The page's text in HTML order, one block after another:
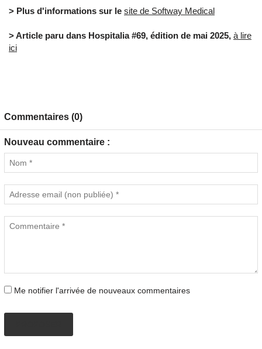
> Plus d'informations sur le site de Softway Medical
> Article paru dans Hospitalia #69, édition de mai 2025, à lire
ici
Commentaires (0)
Nouveau commentaire :
Me notifier l'arrivée de nouveaux commentaires